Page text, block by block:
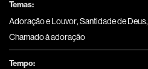
Temas:
Adoração e Louvor,Santidade de Deus,
Chamado à adoração
Tempo: